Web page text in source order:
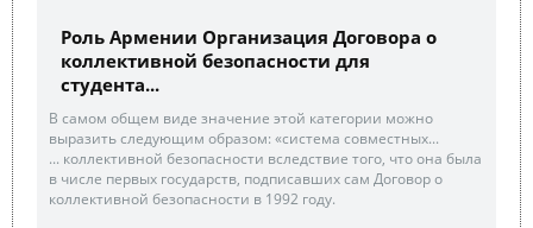
Роль Армении Организация Договора о
коллективной безопасности для
студента...
В самом общем виде значение этой категории можно
выразить следующим образом: «система совместных...
... коллективной безопасности вследствие того, что она была
в числе первых государств, подписавших сам Договор о
коллективной безопасности в 1992 году.